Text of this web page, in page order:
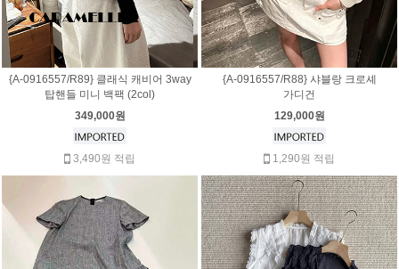
{A-0916557/R89} 클래식 캐비어 3way
탑핸들 미니 백팩 (2col)
349,000원
3,490원 적립
{A-0916557/R88} 샤블랑 크로셰
가디건
129,000원
1,290원 적립